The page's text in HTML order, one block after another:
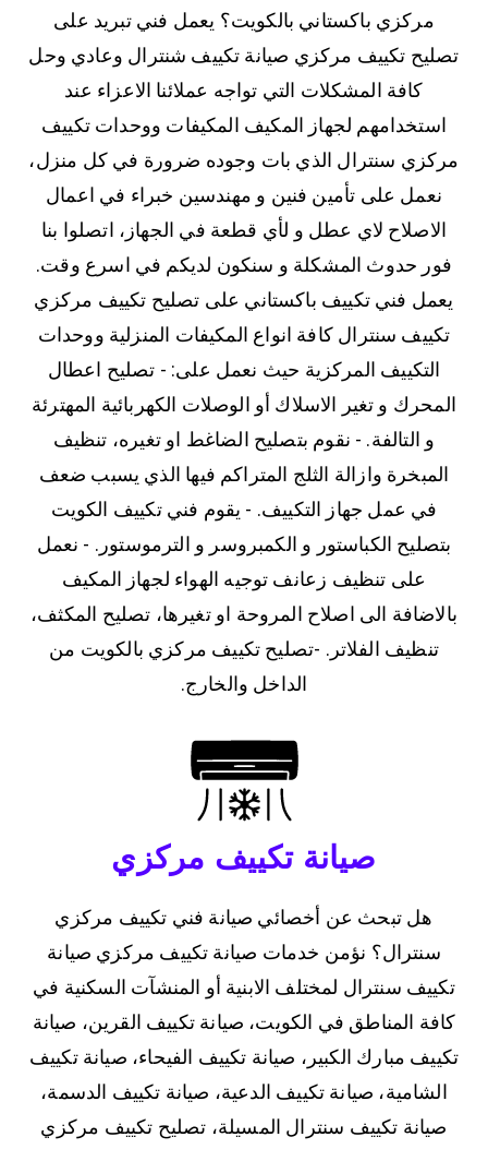
مركزي باكستاني بالكويت؟ يعمل فني تبريد على
تصليح تكييف مركزي صيانة تكييف شنترال وعادي وحل
كافة المشكلات التي تواجه عملائنا الاعزاء عند
استخدامهم لجهاز المكيف المكيفات ووحدات تكييف
مركزي سنترال الذي بات وجوده ضرورة في كل منزل،
نعمل على تأمين فنين و مهندسين خبراء في اعمال
الاصلاح لاي عطل و لأي قطعة في الجهاز، اتصلوا بنا
فور حدوث المشكلة و سنكون لديكم في اسرع وقت.
يعمل فني تكييف باكستاني على تصليح تكييف مركزي
تكييف سنترال كافة انواع المكيفات المنزلية ووحدات
التكييف المركزية حيث نعمل على: - تصليح اعطال
المحرك و تغير الاسلاك أو الوصلات الكهربائية المهترئة
و التالفة. - نقوم بتصليح الضاغط او تغيره، تنظيف
المبخرة وازالة الثلج المتراكم فيها الذي يسبب ضعف
في عمل جهاز التكييف. - يقوم فني تكييف الكويت
بتصليح الكباستور و الكمبروسر و الترموستور. - نعمل
على تنظيف زعانف توجيه الهواء لجهاز المكيف
بالاضافة الى اصلاح المروحة او تغيرها، تصليح المكثف،
تنظيف الفلاتر. -تصليح تكييف مركزي بالكويت من
الداخل والخارج.
صيانة تكييف مركزي
هل تبحث عن أخصائي صيانة فني تكييف مركزي
سنترال؟ نؤمن خدمات صيانة تكييف مركزي صيانة
تكييف سنترال لمختلف الابنية أو المنشآت السكنية في
كافة المناطق في الكويت، صيانة تكييف القرين، صيانة
تكييف مبارك الكبير، صيانة تكييف الفيحاء، صيانة تكييف
الشامية، صيانة تكييف الدعية، صيانة تكييف الدسمة،
صيانة تكييف سنترال المسيلة، تصليح تكييف مركزي